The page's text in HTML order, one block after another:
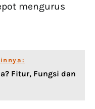
mengurus
Fitur, Fungsi dan